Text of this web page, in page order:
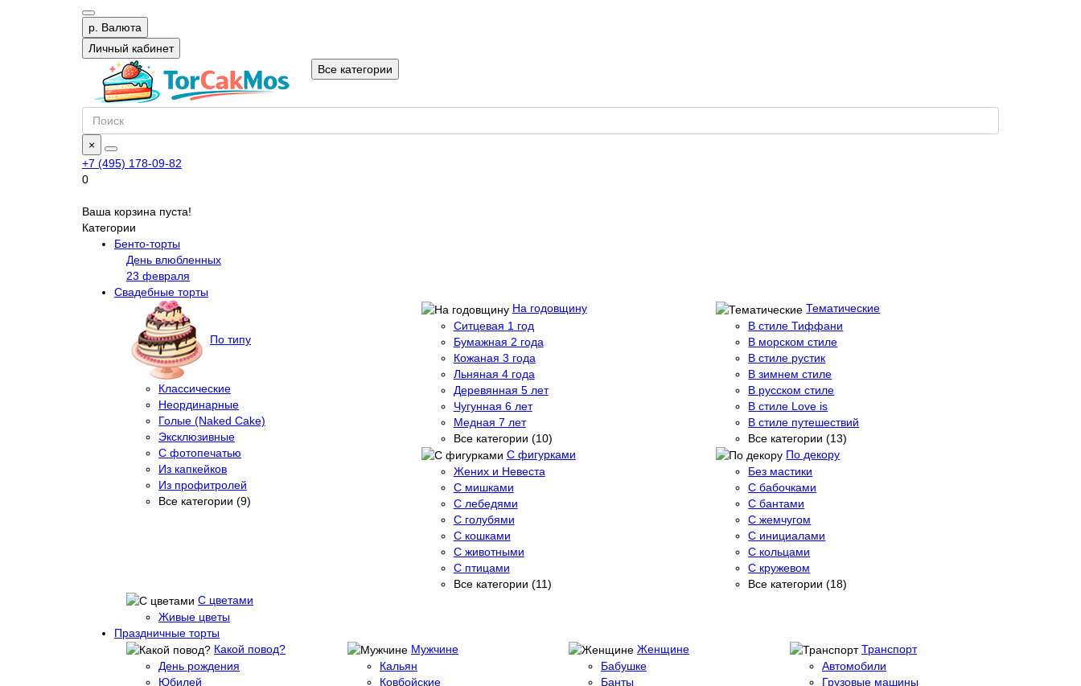
р. Валюта
Личный кабинет
Все категории
×
+7 (495) 178-09-82
0
Ваша корзина пуста!
Категории
Бенто-торты
День влюбленных
23 февраля
Свадебные торты
По типу
Классические
Неординарные
Голые (Naked Cake)
Эксклюзивные
С фотопечатью
Из капкейков
Из профитролей
Все категории (9)
На годовщину
Ситцевая 1 год
Бумажная 2 года
Кожаная 3 года
Льняная 4 года
Деревянная 5 лет
Чугунная 6 лет
Медная 7 лет
Все категории (10)
Тематические
В стиле Тиффани
В морском стиле
В стиле рустик
В зимнем стиле
В русском стиле
В стиле Love is
В стиле путешествий
Все категории (13)
С фигурками
Жених и Невеста
С мишками
С лебедями
С голубями
С кошками
С животными
С птицами
Все категории (11)
По декору
Без мастики
С бабочками
С бантами
С жемчугом
С инициалами
С кольцами
С кружевом
Все категории (18)
С цветами
Живые цветы
Праздничные торты
Какой повод?
День рождения
Юбилей
Мужчине
Кальян
Ковбойские
Женщине
Бабушке
Банты
Транспорт
Автомобили
Грузовые машины